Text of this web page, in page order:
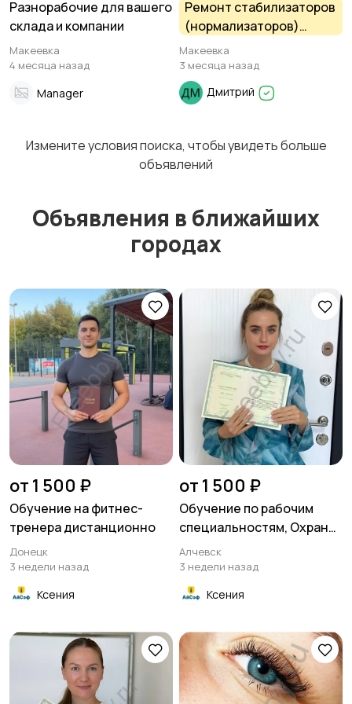
Разнорабочие для вашего
склада и компании
Макеевка
4 месяца назад
Manager
Ремонт стабилизаторов
(нормализаторов)
напряжения сети любых
типов, мощностей и
моделей.
Макеевка
3 месяца назад
Дмитрий
Измените условия поиска, чтобы увидеть больше
объявлений
Объявления в ближайших
городах
от 1 500 ₽
Обучение на фитнес-
тренера дистанционно
Донецк
3 недели назад
Ксения
от 1 500 ₽
Обучение по рабочим
специальностям, Охрана
труда, Удостоверения
Алчевск
3 недели назад
Ксения